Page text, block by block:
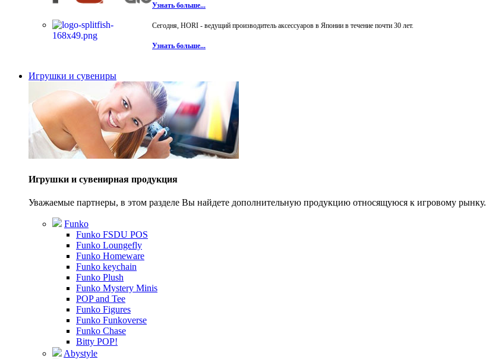
Узнать больше...
Сегодня, HORI - ведущий производитель аксессуаров в Японии в течение почти 30 лет.
Узнать больше...
Игрушки и сувениры
Игрушки и сувенирная продукция
Уважаемые партнеры, в этом разделе Вы найдете дополнительную продукцию относящуюся к игровому рынку.
Funko
Funko FSDU POS
Funko Loungefly
Funko Homeware
Funko keychain
Funko Plush
Funko Mystery Minis
POP and Tee
Funko Figures
Funko Funkoverse
Funko Chase
Bitty POP!
Abystyle